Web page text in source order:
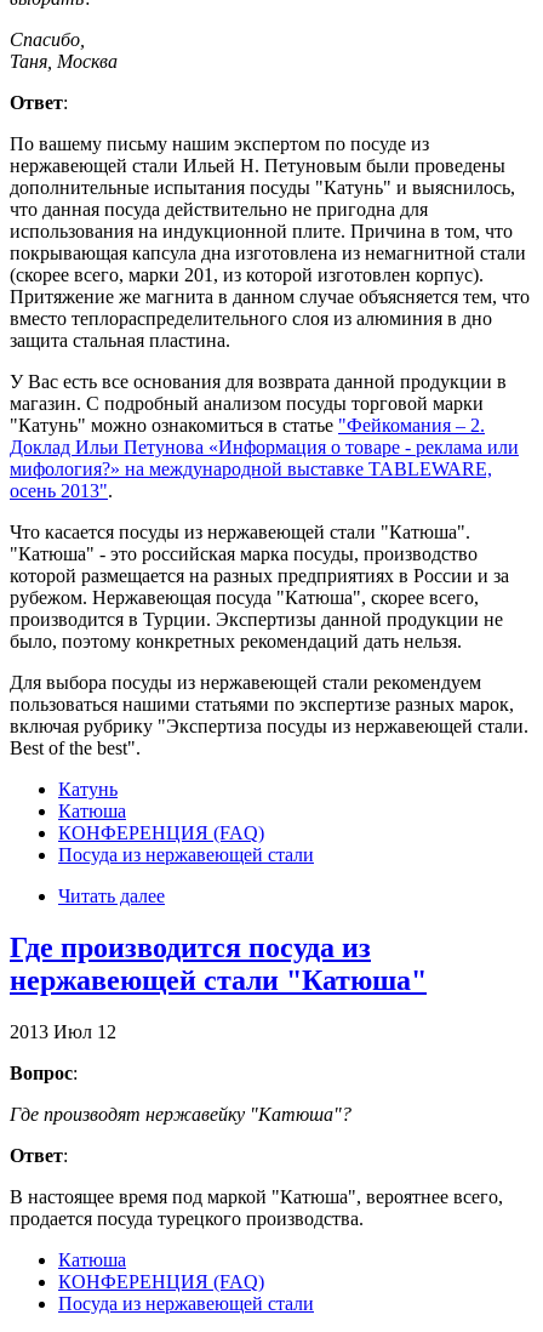
Спасибо,
Таня, Москва
Ответ:
По вашему письму нашим экспертом по посуде из
нержавеющей стали Ильей Н. Петуновым были проведены
дополнительные испытания посуды "Катунь" и выяснилось,
что данная посуда действительно не пригодна для
использования на индукционной плите. Причина в том, что
покрывающая капсула дна изготовлена из немагнитной стали
(скорее всего, марки 201, из которой изготовлен корпус).
Притяжение же магнита в данном случае объясняется тем, что
вместо теплораспределительного слоя из алюминия в дно
защита стальная пластина.
У Вас есть все основания для возврата данной продукции в
магазин. С подробный анализом посуды торговой марки
"Катунь" можно ознакомиться в статье "Фейкомания – 2.
Доклад Ильи Петунова «Информация о товаре - реклама или
мифология?» на международной выставке TABLEWARE,
осень 2013".
Что касается посуды из нержавеющей стали "Катюша".
"Катюша" - это российская марка посуды, производство
которой размещается на разных предприятиях в России и за
рубежом. Нержавеющая посуда "Катюша", скорее всего,
производится в Турции. Экспертизы данной продукции не
было, поэтому конкретных рекомендаций дать нельзя.
Для выбора посуды из нержавеющей стали рекомендуем
пользоваться нашими статьями по экспертизе разных марок,
включая рубрику "Экспертиза посуды из нержавеющей стали.
Best of the best".
Катунь
Катюша
КОНФЕРЕНЦИЯ (FAQ)
Посуда из нержавеющей стали
Читать далее
Где производится посуда из
нержавеющей стали "Катюша"
2013 Июл 12
Вопрос:
Где производят нержавейку "Катюша"?
Ответ:
В настоящее время под маркой "Катюша", вероятнее всего,
продается посуда турецкого производства.
Катюша
КОНФЕРЕНЦИЯ (FAQ)
Посуда из нержавеющей стали